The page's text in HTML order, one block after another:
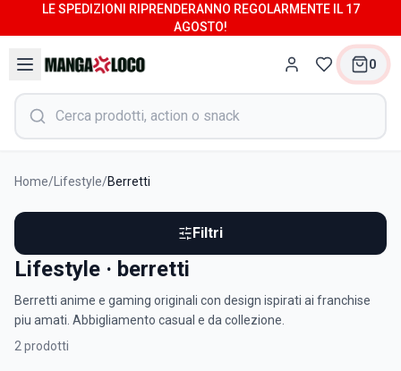
LE SPEDIZIONI RIPRENDERANNO REGOLARMENTE IL 17
AGOSTO!
0
Home/ Lifestyle/Berretti
Filtri
Lifestyle · berretti
Berretti anime e gaming originali con design ispirati ai franchise
piu amati. Abbigliamento casual e da collezione.
2 prodotti